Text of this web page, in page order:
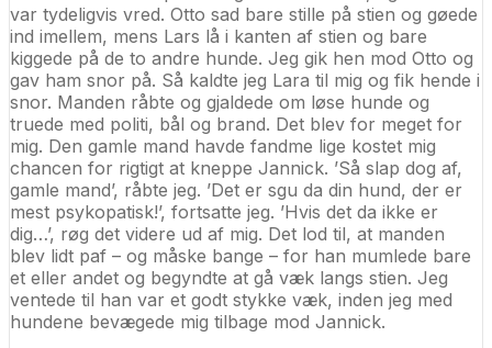
var tydeligvis vred. Otto sad bare stille på stien og gøede
ind imellem, mens Lars lå i kanten af stien og bare
kiggede på de to andre hunde. Jeg gik hen mod Otto og
gav ham snor på. Så kaldte jeg Lara til mig og fik hende i
snor. Manden råbte og gjaldede om løse hunde og
truede med politi, bål og brand. Det blev for meget for
mig. Den gamle mand havde fandme lige kostet mig
chancen for rigtigt at kneppe Jannick. ’Så slap dog af,
gamle mand’, råbte jeg. ’Det er sgu da din hund, der er
mest psykopatisk!’, fortsatte jeg. ’Hvis det da ikke er
dig…’, røg det videre ud af mig. Det lod til, at manden
blev lidt paf – og måske bange – for han mumlede bare
et eller andet og begyndte at gå væk langs stien. Jeg
ventede til han var et godt stykke væk, inden jeg med
hundene bevægede mig tilbage mod Jannick.